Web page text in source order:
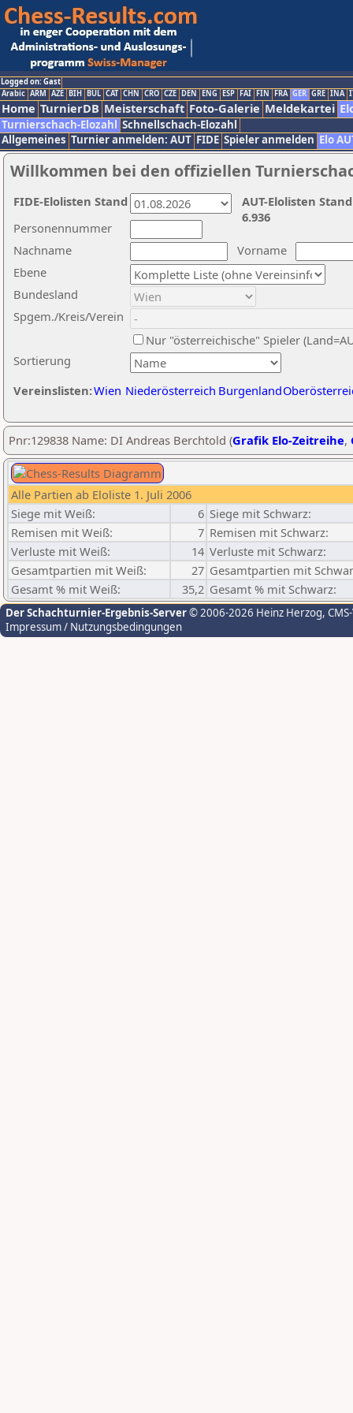
Logged on: Gast
Arabic ARM AZE BIH BUL CAT CHN CRO CZE DEN ENG ESP FAI FIN FRA GER GRE INA
Home TurnierDB Meisterschaft Foto-Galerie Meldekartei
Turnierschach-Elozahl Schnellschach-Elozahl
Allgemeines Turnier anmelden: AUT FIDE Spieler anmelden Elo
Willkommen bei den offiziellen
Nachname
Vorname
Ebene
Sortierung
Personennummer
Bundesland
Spgem./Kreis/Verein
Nur "österreichische" Spieler
Vereinslisten:Wien Niederösterreich Burgenland
AUT-Elolisten
6.936
FIDE-Elolisten Stand
Pnr:129838 Name: DI Andreas Berchtold (Grafik Elo-Zeitreihe,
Alle Partien ab Eloliste 1. Juli 2006
Siege mit Weiß:
6 Siege mit Schwarz:
Remisen mit Weiß:
7 Remisen mit Schwarz:
Verluste mit Weiß:
14 Verluste mit Schwarz:
Gesamtpartien mit Weiß:
27 Gesamtpartien mit
Gesamt % mit Weiß:
35,2 Gesamt % mit Schwarz:
Der Schachturnier-Ergebnis-Server© 2006-2026 Heinz Herzog,
Impressum / Nutzungsbedingungen